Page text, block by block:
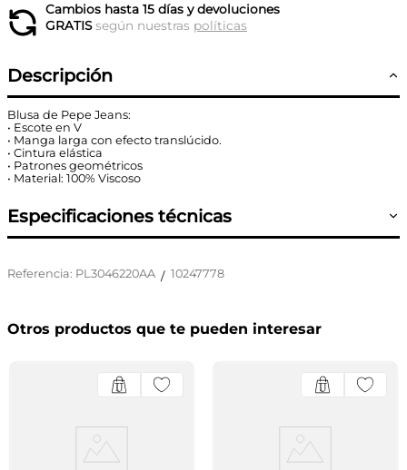
Cambios hasta 15 días y devoluciones
GRATISsegún nuestras políticas
Descripción
Blusa de Pepe Jeans:
• Escote en V
• Manga larga con efecto translúcido.
• Cintura elástica
• Patrones geométricos
• Material: 100% Viscoso
Especificaciones técnicas
Referencia: PL3046220AA / 10247778
Otros productos que te pueden interesar